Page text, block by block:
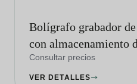
Bolígrafo grabador
con almacenamiento
Consultar precios
VER DETALLES